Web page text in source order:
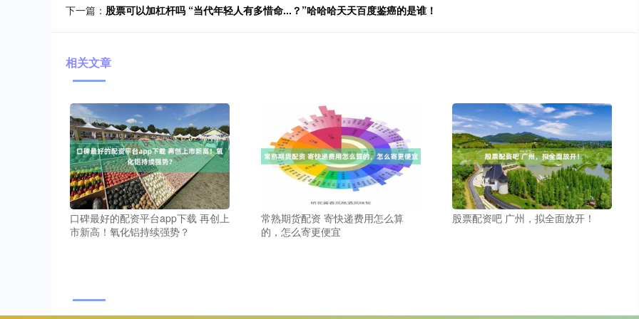
下一篇： 股票可以加杠杆吗 “当代年轻人有多惜命...？”哈哈哈天天百度鉴癌的是谁！
相关文章
口碑最好的配资平台app下载 再创上
市新高！氧化铝持续强势？
常熟期货配资 寄快递费用怎么算
的，怎么寄更便宜
股票配资吧 广州，拟全面放开！